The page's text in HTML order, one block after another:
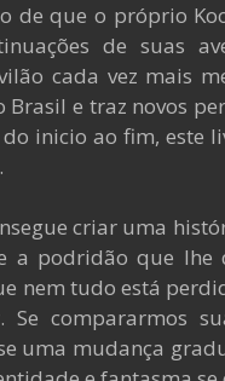
de que o próprio
de suas
cada vez mais
Brasil e traz novos
inicio ao fim, este
criar uma
a podridão que
nem tudo está
compararmos
uma mudança